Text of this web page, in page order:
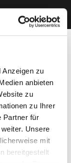
Anzeigen zu
anbieten
zu
zu Ihrer
Partner für
Unsere
mit
bereitgestellt